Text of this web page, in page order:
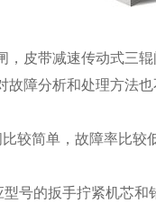
，皮带减速传动式三
障分析和处理方法也
较简单，故障率比较
号的扳手拧紧机芯